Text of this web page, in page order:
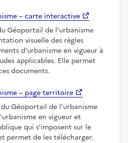
– carte interactive
Géoportail de l’urbanisme
visuelle des règles
d’urbanisme en vigueur à
applicables. Elle permet
documents.
– page territoire
du Géoportail de l’urbanisme
en vigueur et
qui s’imposent sur le
permet de les télécharger.